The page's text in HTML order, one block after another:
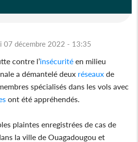
07 décembre 2022 - 13:35
contre l’insécurité en milieu
a démantelé deux réseaux de
spécialisés dans les vols avec
ont été appréhendés.
plaintes enregistrées de cas de
la ville de Ouagadougou et